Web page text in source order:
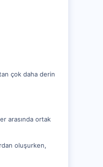
çok daha derin
arasında ortak
oluşurken,